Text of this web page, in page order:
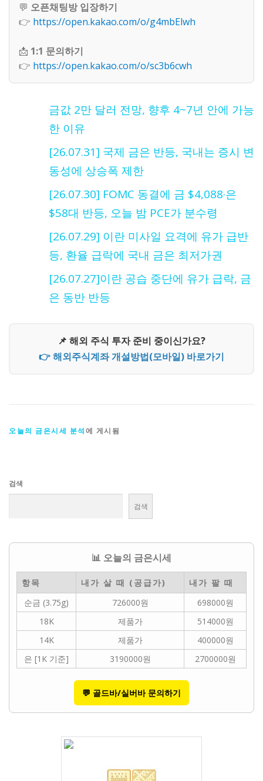
💬 오픈채팅방 입장하기
👉 https://open.kakao.com/o/g4mbElwh
📩 1:1 문의하기
👉 https://open.kakao.com/o/sc3b6cwh
금값 2만 달러 전망, 향후 4~7년 안에 가능
한 이유
[26.07.31] 국제 금은 반등, 국내는 증시 변
동성에 상승폭 제한
[26.07.30] FOMC 동결에 금 $4,088·은
$58대 반등, 오늘 밤 PCE가 분수령
[26.07.29] 이란 미사일 요격에 유가 급반
등, 환율 급락에 국내 금은 최저가권
[26.07.27]이란 공습 중단에 유가 급락, 금
은 동반 반등
📌 해외 주식 투자 준비 중이신가요?
👉 해외주식계좌 개설방법(모바일) 바로가기
오늘의 금은시세 분석에 게시됨
검색
검색
📊 오늘의 금은시세
항목 내가 살 때 (공급가)
내가 팔 때
순금 (3.75g)
726000원
698000원
18K
제품가
514000원
14K
제품가
400000원
은 [1K 기준]
3190000원 2700000원
💬 골드바/실버바 문의하기